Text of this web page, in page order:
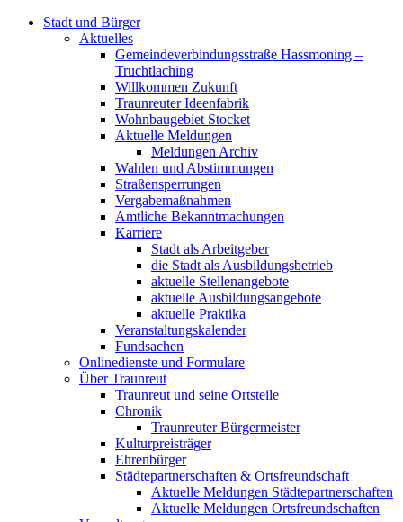
Stadt und Bürger
Aktuelles
Gemeindeverbindungsstraße Hassmoning –
Truchtlaching
Willkommen Zukunft
Traunreuter Ideenfabrik
Wohnbaugebiet Stocket
Aktuelle Meldungen
Meldungen Archiv
Wahlen und Abstimmungen
Straßensperrungen
Vergabemaßnahmen
Amtliche Bekanntmachungen
Karriere
Stadt als Arbeitgeber
die Stadt als Ausbildungsbetrieb
aktuelle Stellenangebote
aktuelle Ausbildungsangebote
aktuelle Praktika
Veranstaltungskalender
Fundsachen
Onlinedienste und Formulare
Über Traunreut
Traunreut und seine Ortsteile
Chronik
Traunreuter Bürgermeister
Kulturpreisträger
Ehrenbürger
Städtepartnerschaften & Ortsfreundschaft
Aktuelle Meldungen Städtepartnerschaften
Aktuelle Meldungen Ortsfreundschaften